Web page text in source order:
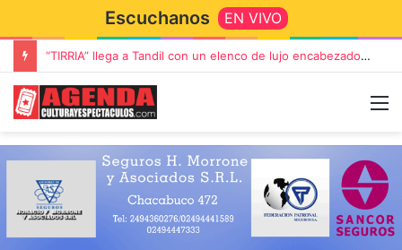
Escuchanos EN VIVO
“TIRRIA” llega a Tandil con un elenco de lujo encabezado por Capusotto, Spregelburd y Stefani